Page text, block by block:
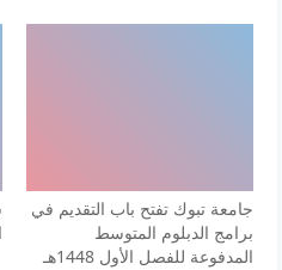
جامعة تبوك تفتح باب التقديم في
برامج الدبلوم المتوسط
المدفوعة للفصل الأول 1448هـ